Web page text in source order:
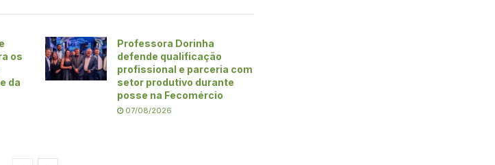
os
da
Professora Dorinha
defende qualificação
profissional e parceria com
setor produtivo durante
posse na Fecomércio
07/08/2026